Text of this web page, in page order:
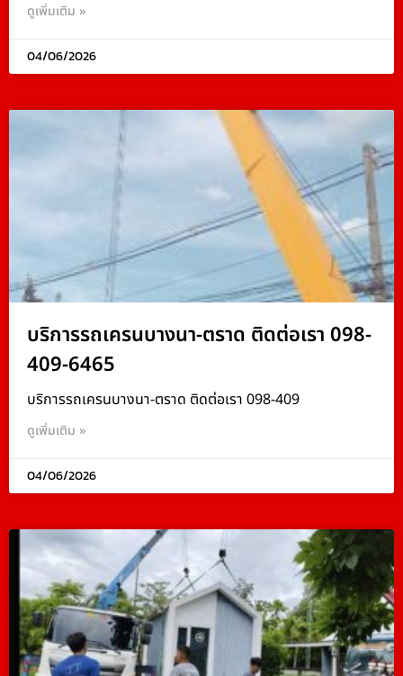
ดูเพิ่มเติม »
04/06/2026
บริการรถเครนบางนา-ตราด ติดต่อเรา 098-
409-6465
บริการรถเครนบางนา-ตราด ติดต่อเรา 098-409
ดูเพิ่มเติม »
04/06/2026